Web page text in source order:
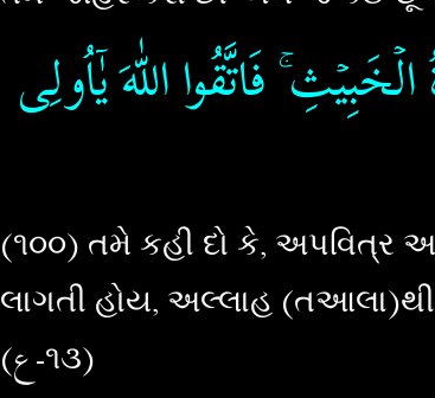
فَاتَّقُوا اللّٰهَ يٰۤاُولِى
(૧૦૦) તમે કહી દો કે, અપવિત્ર
લાગતી હોય, અલ્લાહ
(ع-૧૩)